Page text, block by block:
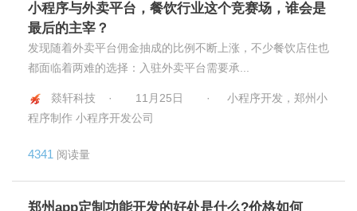
小程序与外卖平台，餐饮行业这个竞赛场，谁会是
最后的主宰？
发现随着外卖平台佣金抽成的比例不断上涨，不少餐饮店住也
都面临着两难的选择：入驻外卖平台需要承...
燚轩科技 · 11月25日 ·
小程序开发，郑州小
程序制作 小程序开发公司
4341 阅读量
郑州app定制功能开发的好处是什么?价格如何